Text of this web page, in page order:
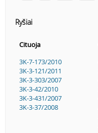
Ryšiai
Cituoja
3K-7-173/2010
3K-3-121/2011
3K-3-303/2007
3K-3-42/2010
3K-3-431/2007
3K-3-37/2008